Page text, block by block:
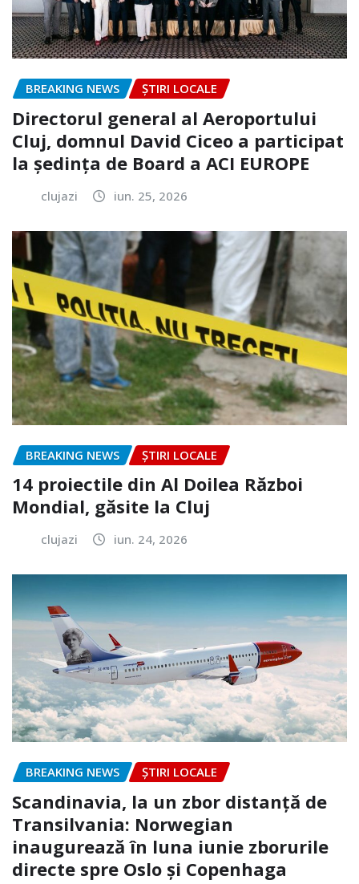
BREAKING NEWS ȘTIRI LOCALE
Directorul general al Aeroportului
Cluj, domnul David Ciceo a participat
la ședința de Board a ACI EUROPE
clujazi iun. 25, 2026
BREAKING NEWS ȘTIRI LOCALE
14 proiectile din Al Doilea Război
Mondial, găsite la Cluj
clujazi iun. 24, 2026
BREAKING NEWS ȘTIRI LOCALE
Scandinavia, la un zbor distanță de
Transilvania: Norwegian
inaugurează în luna iunie zborurile
directe spre Oslo și Copenhaga